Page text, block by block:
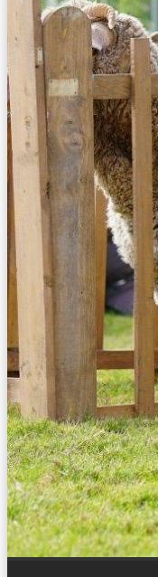
والعجول من
الماشية وفق ضوابط
في استراليا (رتوا) او
بأعلى مستويات
الخليجي والى الشرق
العمليات تتم تحت
ومتابعة سلامة النقل